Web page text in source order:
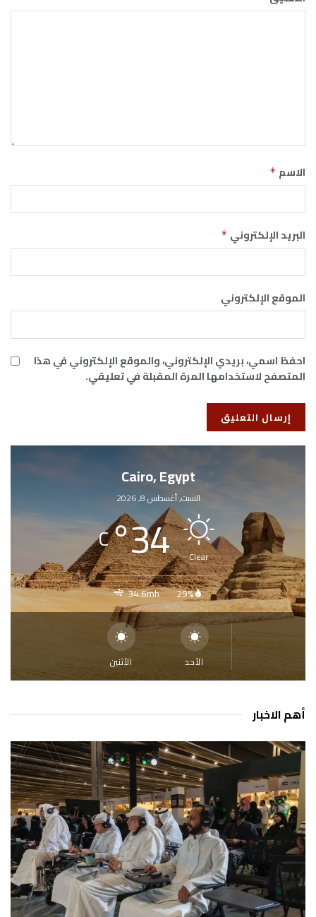
الاسم *
البريد الإلكتروني *
الموقع الإلكتروني
احفظ اسمي، بريدي الإلكتروني، والموقع الإلكتروني في هذا
المتصفح لاستخدامها المرة المقبلة في تعليقي.
Cairo, Egypt
السبت, أغسطس 8, 2026
Clear
34
°
C
29%
34.6mh
الأحد الأثنين
أهم الاخبار